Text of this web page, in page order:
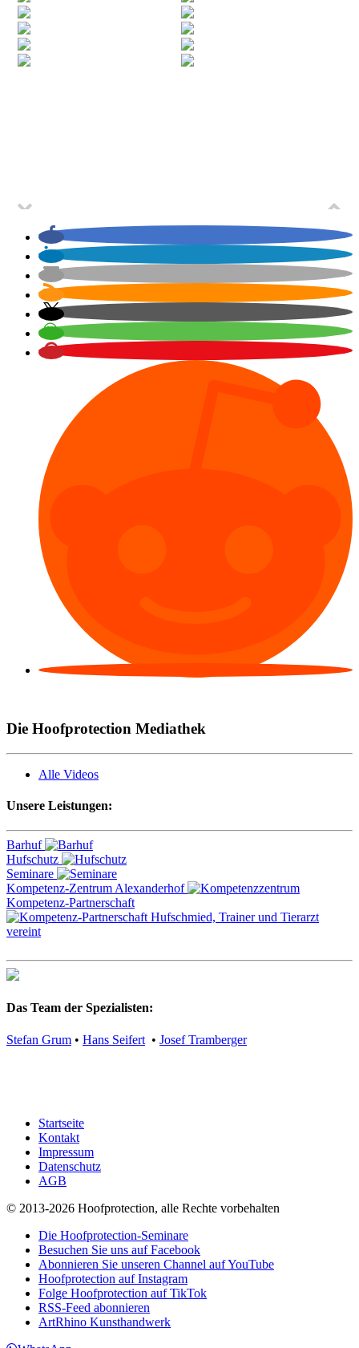
Die Hoofprotection Mediathek
Alle Videos
Unsere Leistungen:
Barhuf
Hufschutz
Seminare
Kompetenz-Zentrum Alexanderhof
Kompetenz-Partnerschaft
Das Team der Spezialisten:
Stefan Grum • Hans Seifert • Josef Tramberger
Startseite
Kontakt
Impressum
Datenschutz
AGB
© 2013-2026 Hoofprotection, alle Rechte vorbehalten
Die Hoofprotection-Seminare
Besuchen Sie uns auf Facebook
Abonnieren Sie unseren Channel auf YouTube
Hoofprotection auf Instagram
Folge Hoofprotection auf TikTok
RSS-Feed abonnieren
ArtRhino Kunsthandwerk